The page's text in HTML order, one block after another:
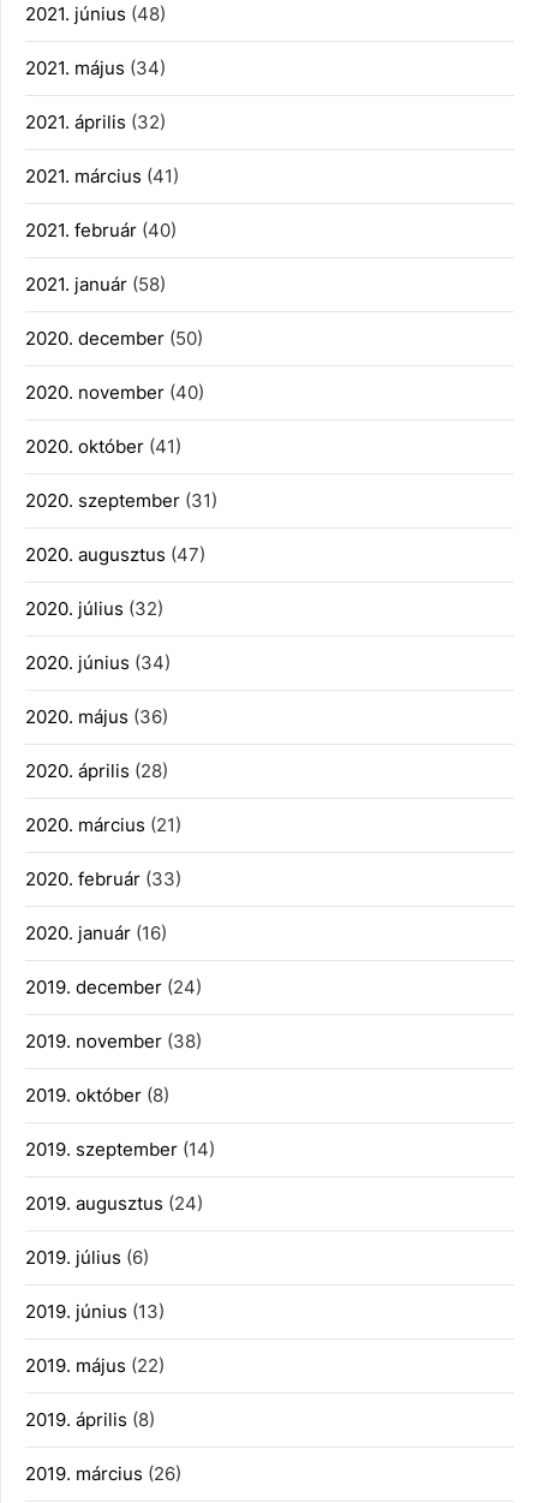
2021. június (48)
2021. május (34)
2021. április (32)
2021. március (41)
2021. február (40)
2021. január (58)
2020. december (50)
2020. november (40)
2020. október (41)
2020. szeptember (31)
2020. augusztus (47)
2020. július (32)
2020. június (34)
2020. május (36)
2020. április (28)
2020. március (21)
2020. február (33)
2020. január (16)
2019. december (24)
2019. november (38)
2019. október (8)
2019. szeptember (14)
2019. augusztus (24)
2019. július (6)
2019. június (13)
2019. május (22)
2019. április (8)
2019. március (26)